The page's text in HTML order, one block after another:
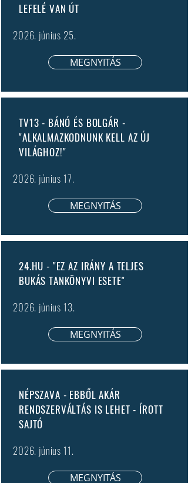
LEFELÉ VAN ÚT
2026. június 25.
MEGNYITÁS
TV13 - BÁNÓ ÉS BOLGÁR -
"ALKALMAZKODNUNK KELL AZ ÚJ
VILÁGHOZ!"
2026. június 17.
MEGNYITÁS
24.HU - "EZ AZ IRÁNY A TELJES
BUKÁS TANKÖNYVI ESETE"
2026. június 13.
MEGNYITÁS
NÉPSZAVA - EBBŐL AKÁR
RENDSZERVÁLTÁS IS LEHET - ÍROTT
SAJTÓ
2026. június 11.
MEGNYITÁS